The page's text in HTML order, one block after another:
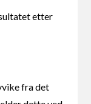
etter
fra det